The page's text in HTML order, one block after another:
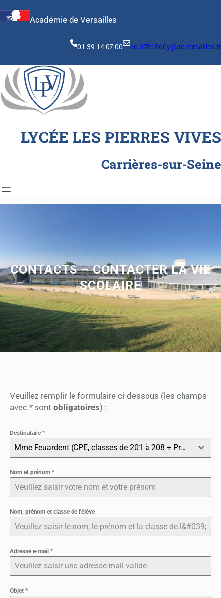
au
Académie de Versailles
01 39 14 07 00 ce.0781860y@ac-versailles.fr
LYCÉE LES PIERRES VIVES
Carrières-sur-Seine
CONTACTS – CONTACTER LA VIE
SCOLAIRE
Veuillez remplir le formulaire ci-dessous (les champs
avec * sont obligatoires) :
Destinataire*
Mme Feuardent (CPE, classes de 201 à 208 + Premières)
Nom et prénom *
Nom, prénom et classe de l'élève
Adresse e-mail *
Objet *